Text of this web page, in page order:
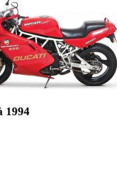
1994